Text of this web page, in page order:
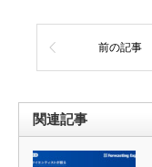
前の記事
関連記事